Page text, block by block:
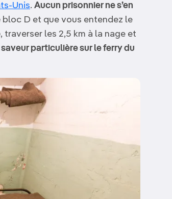
Unis. Aucun prisonnier ne s’en
bloc D et que vous entendez le
traverser les 2,5 km à la nage et
saveur particulière sur le ferry du